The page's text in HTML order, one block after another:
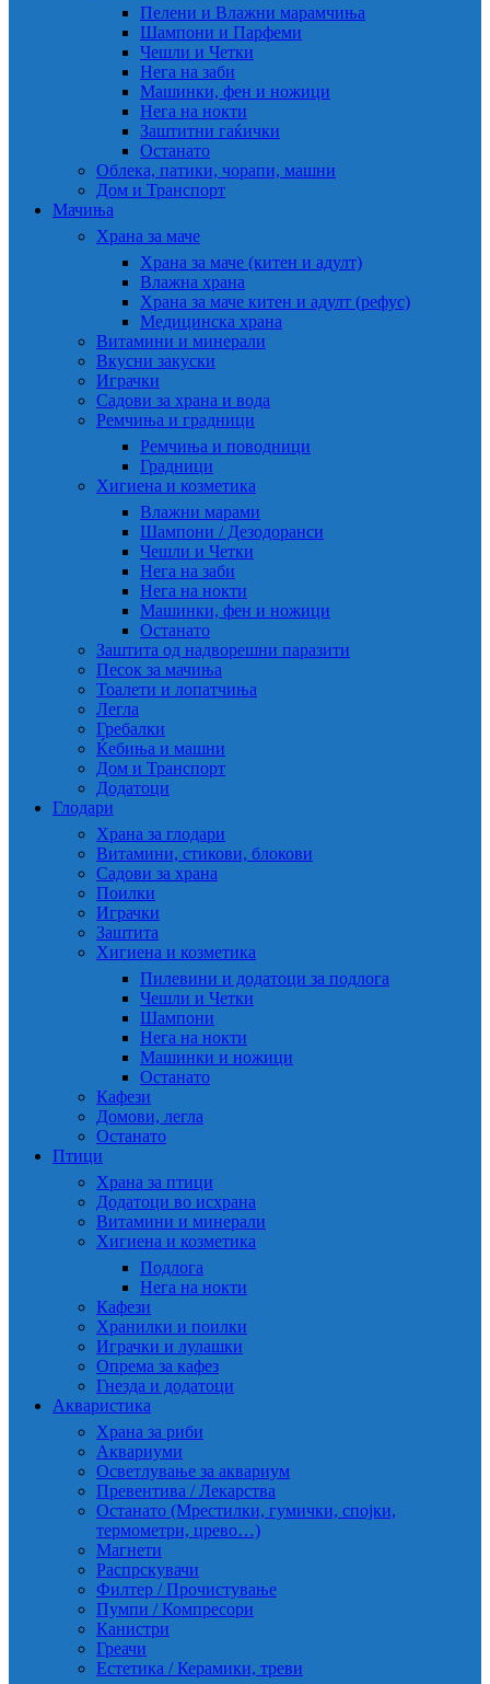
Пелени и Влажни марамчиња
Шампони и Парфеми
Чешли и Четки
Нега на заби
Машинки, фен и ножици
Нега на нокти
Заштитни гаќички
Останато
Облека, патики, чорапи, машни
Дом и Транспорт
Мачиња
Храна за маче
Храна за маче (китен и адулт)
Влажна храна
Храна за маче китен и адулт (рефус)
Медицинска храна
Витамини и минерали
Вкусни закуски
Играчки
Садови за храна и вода
Ремчиња и градници
Ремчиња и поводници
Градници
Хигиена и козметика
Влажни марами
Шампони / Дезодоранси
Чешли и Четки
Нега на заби
Нега на нокти
Машинки, фен и ножици
Останато
Заштита од надворешни паразити
Песок за мачиња
Тоалети и лопатчиња
Легла
Гребалки
Ќебиња и машни
Дом и Транспорт
Додатоци
Глодари
Храна за глодари
Витамини, стикови, блокови
Садови за храна
Поилки
Играчки
Заштита
Хигиена и козметика
Пилевини и додатоци за подлога
Чешли и Четки
Шампони
Нега на нокти
Машинки и ножици
Останато
Кафези
Домови, легла
Останато
Птици
Храна за птици
Додатоци во исхрана
Витамини и минерали
Хигиена и козметика
Подлога
Нега на нокти
Кафези
Хранилки и поилки
Играчки и лулашки
Опрема за кафез
Гнезда и додатоци
Акваристика
Храна за риби
Аквариуми
Осветлување за аквариум
Превентива / Лекарства
Останато (Мрестилки, гумички, спојки,
термометри, црево…)
Магнети
Распрскувачи
Филтер / Прочистување
Пумпи / Компресори
Канистри
Греачи
Естетика / Керамики, треви